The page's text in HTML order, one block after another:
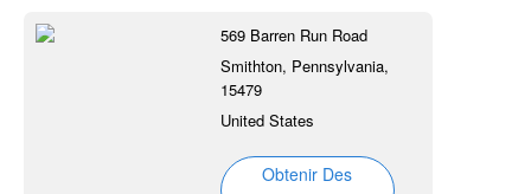
569 Barren Run Road
Smithton, Pennsylvania,
15479
United States
Obtenir Des